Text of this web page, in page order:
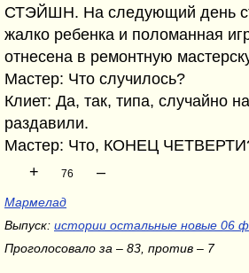
СТЭЙШН. На следующий день
жалко ребенка и поломанная
отнесена в ремонтную
Мастер: Что случилось?
Клиет: Да, так, типа, случайно
раздавили.
Мастер: Что, КОНЕЦ
+
76 –
Мармелад
Выпуск: истории остальные новые 06
Проголосовало за – 83, против – 7